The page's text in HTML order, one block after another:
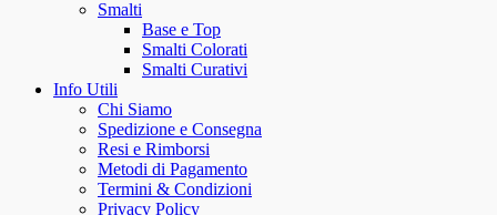
Smalti
Base e Top
Smalti Colorati
Smalti Curativi
Info Utili
Chi Siamo
Spedizione e Consegna
Resi e Rimborsi
Metodi di Pagamento
Termini & Condizioni
Privacy Policy